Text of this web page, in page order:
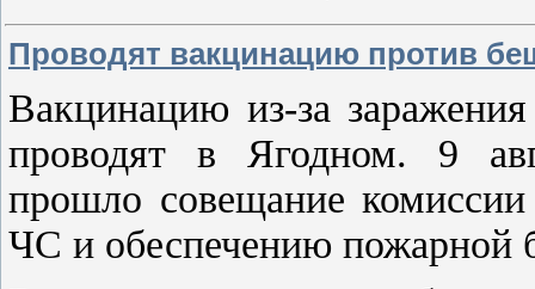
Проводят вакцинацию против
Вакцинацию из-за
проводят в Ягодном. 9
прошло совещание
ЧС и обеспечению пожарной